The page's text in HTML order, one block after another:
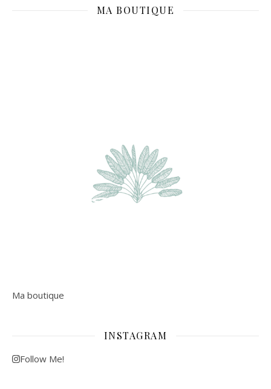
MA BOUTIQUE
Ma boutique
INSTAGRAM
Follow Me!